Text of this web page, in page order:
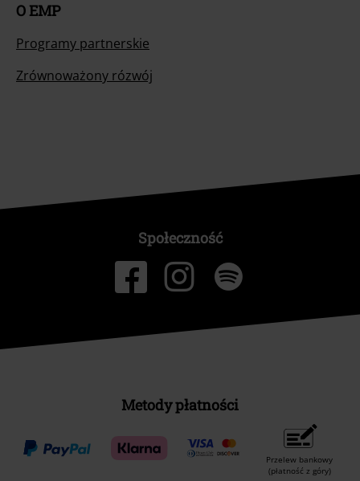
O EMP
Programy partnerskie
Zrównoważony rózwój
Społeczność
Metody płatności
Przelew bankowy
(płatność z góry)